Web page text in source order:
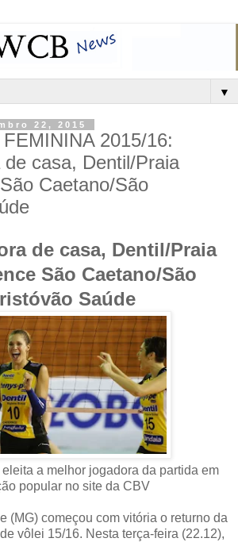
▼
22, 2015
2015/16:
casa, Dentil/Praia
Caetano/São
de casa, Dentil/Praia
São Caetano/São
Saúde
a melhor jogadora da partida em
popular no site da CBV
(MG) começou com vitória o returno da
vôlei 15/16. Nesta terça-feira (22.12),